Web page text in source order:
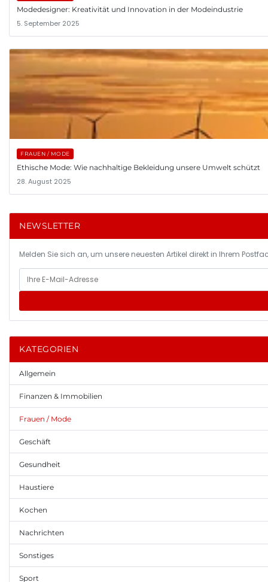
Modedesigner: Kreativität und Innovation in der Modeindustrie
5. September 2025
FRAUEN / MODE
Ethische Mode: Wie nachhaltige Bekleidung unsere Umwelt schützt
28. August 2025
NEWSLETTER
Melden Sie sich an, um unsere neuesten Artikel direkt in Ihrem
KATEGORIEN
Allgemein
Finanzen & Immobilien
Frauen / Mode
Geschäft
Gesundheit
Haustiere
Kochen
Nachrichten
Sonstiges
Sport